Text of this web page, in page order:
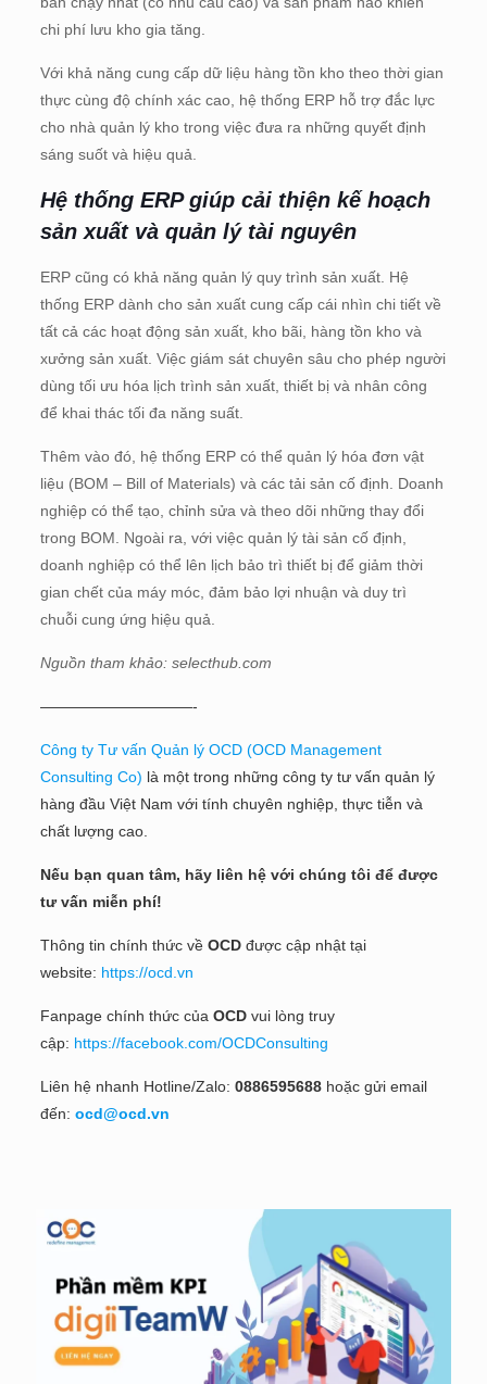
chi phí lưu kho gia tăng.
Với khả năng cung cấp dữ liệu hàng tồn kho theo thời gian
thực cùng độ chính xác cao, hệ thống ERP hỗ trợ đắc lực
cho nhà quản lý kho trong việc đưa ra những quyết định
sáng suốt và hiệu quả.
Hệ thống ERP giúp cải thiện kế hoạch
sản xuất và quản lý tài nguyên
ERP cũng có khả năng quản lý quy trình sản xuất. Hệ
thống ERP dành cho sản xuất cung cấp cái nhìn chi tiết về
tất cả các hoạt động sản xuất, kho bãi, hàng tồn kho và
xưởng sản xuất. Việc giám sát chuyên sâu cho phép người
dùng tối ưu hóa lịch trình sản xuất, thiết bị và nhân công
để khai thác tối đa năng suất.
Thêm vào đó, hệ thống ERP có thể quản lý hóa đơn vật
liệu (BOM – Bill of Materials) và các tải sản cố định. Doanh
nghiệp có thể tạo, chỉnh sửa và theo dõi những thay đổi
trong BOM. Ngoài ra, với việc quản lý tài sản cố định,
doanh nghiệp có thể lên lịch bảo trì thiết bị để giảm thời
gian chết của máy móc, đảm bảo lợi nhuận và duy trì
chuỗi cung ứng hiệu quả.
Nguồn tham khảo: selecthub.com
——————————-
Công ty Tư vấn Quản lý OCD (OCD Management
Consulting Co) là một trong những công ty tư vấn quản lý
hàng đầu Việt Nam với tính chuyên nghiệp, thực tiễn và
chất lượng cao.
Nếu bạn quan tâm, hãy liên hệ với chúng tôi để được
tư vấn miễn phí!
Thông tin chính thức về OCD được cập nhật tại
website: https://ocd.vn
Fanpage chính thức của OCD vui lòng truy
cập: https://facebook.com/OCDConsulting
Liên hệ nhanh Hotline/Zalo: 0886595688 hoặc gửi email
đến: ocd@ocd.vn